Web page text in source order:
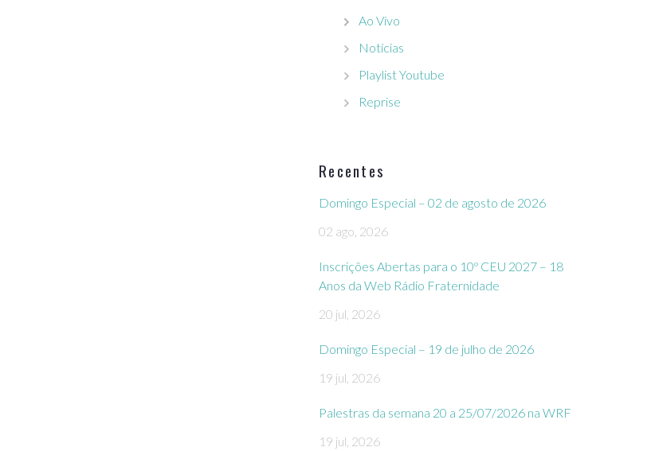
Ao Vivo
Notícias
Playlist Youtube
Reprise
Recentes
Domingo Especial – 02 de agosto de 2026
02 ago, 2026
Inscrições Abertas para o 10º CEU 2027 – 18
Anos da Web Rádio Fraternidade
20 jul, 2026
Domingo Especial – 19 de julho de 2026
19 jul, 2026
Palestras da semana 20 a 25/07/2026 na WRF
19 jul, 2026